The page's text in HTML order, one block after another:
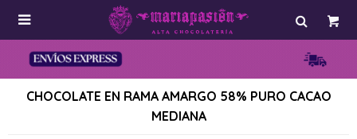

CHOCOLATE EN RAMA AMARGO 58% PURO CACAO
MEDIANA